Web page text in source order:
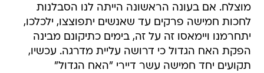
מוצלח. אם בעונה הראשונה הייתה לנו הסבלנות
לחכות חמישה פרקים עד שאנשים יתפוצצו, ילכלכו,
יתחרמנו ויימאסו זה על זה, בימים כתיקונם מבינה
הפקת האח הגדול כי דרושה עליית מדרגה. עכשיו,
תקועים יחד חמישה עשר דיירי "האח הגדול"